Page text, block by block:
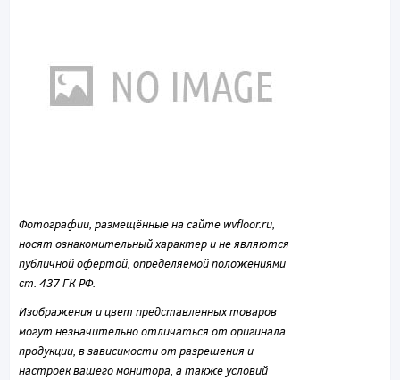
Фотографии, размещённые на сайте wvfloor.ru,
носят ознакомительный характер и не являются
публичной офертой, определяемой положениями
ст. 437 ГК РФ.
Изображения и цвет представленных товаров
могут незначительно отличаться от оригинала
продукции, в зависимости от разрешения и
настроек вашего монитора, а также условий